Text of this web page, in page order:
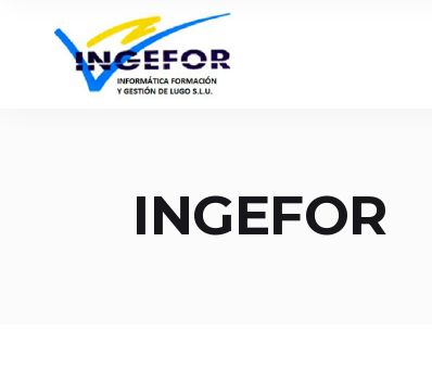
INGEFOR